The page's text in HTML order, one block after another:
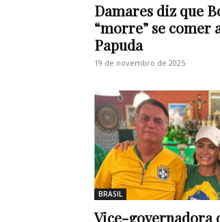
Damares diz que
“morre” se comer
Papuda
19 de novembro de 2025
BRASIL
Vice-governadora